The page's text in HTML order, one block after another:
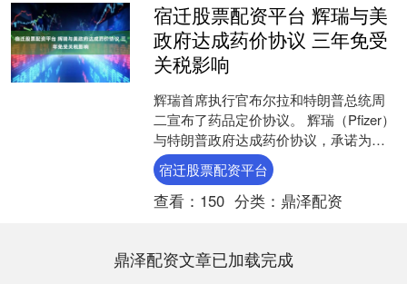
宿迁股票配资平台 辉瑞与美
政府达成药价协议 三年免受
关税影响
辉瑞首席执行官布尔拉和特朗普总统周
二宣布了药品定价协议。 辉瑞（Pfizer）
与特朗普政府达成药价协议，承诺为联
邦及州医疗补助项目（Medicaid）提供参
照其....
宿迁股票配资平台
查看： 150 分类： 鼎泽配资
鼎泽配资文章已加载完成